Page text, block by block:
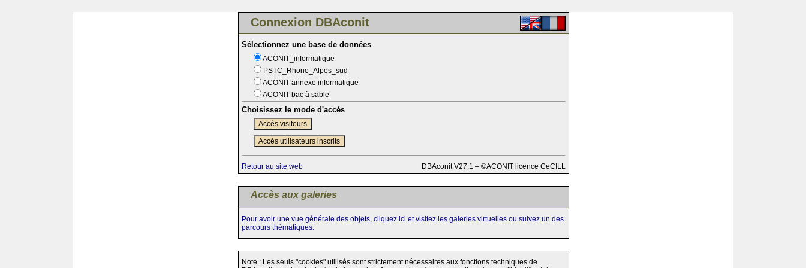
Connexion DBAconit
Sélectionnez une base de données
ACONIT_informatique
PSTC_Rhone_Alpes_sud
ACONIT annexe informatique
ACONIT bac à sable
Choisissez le mode d'accés
Accès visiteurs
Accès utilisateurs inscrits
Retour au site web DBAconit V27.1 – ©ACONIT licence CeCILL
Accès aux galeries
Pour avoir une vue générale des objets, cliquez ici et visitez les galeries virtuelles ou suivez un des
parcours thématiques.
Note : Les seuls "cookies" utilisés sont strictement nécessaires aux fonctions techniques de